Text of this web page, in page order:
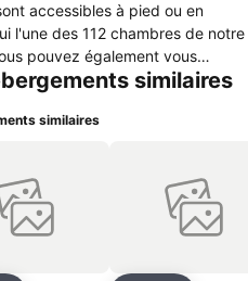
accessibles à pied ou en
l'une des 112 chambres de notre
pouvez également vous
infrastructures modernes, un
similaires
similaires